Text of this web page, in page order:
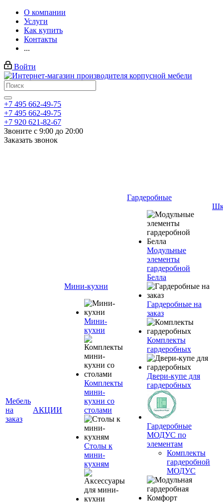
О компании
Услуги
Как купить
Контакты
...
Войти
+7 495 662-49-75
+7 495 662-49-75
+7 920 621-82-67
Звоните с 9:00 до 20:00
Заказать звонок
Мебель
на
заказ
АКЦИИ
Мини-кухни
Мини-
кухни
Комплекты
мини-
кухни со
столами
Столы к
мини-
кухням
Гардеробные
Модульные
элементы
гардеробной
Белла
Гардеробные на
заказ
Комплекты
гардеробных
Двери-купе для
гардеробных
Гардеробные
МОДУС по
элементам
Комплекты
гардеробной
МОДУС